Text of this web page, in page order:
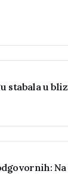
stabala u
Na